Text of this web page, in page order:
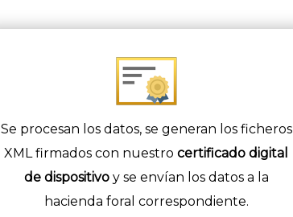
Se procesan los datos, se generan los ficheros
XML firmados con nuestrocertificado digital
de dispositivoy se envían los datos a la
hacienda foral correspondiente.